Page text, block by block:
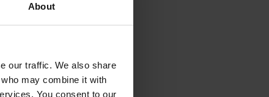
About
our traffic. We also share
may combine it with
You consent to our
wzdłuż